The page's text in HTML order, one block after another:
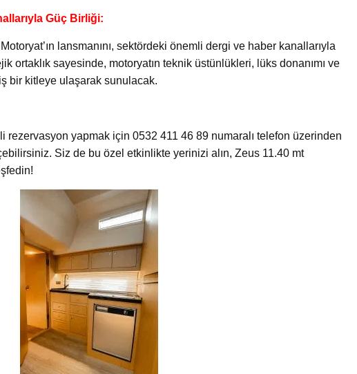
Güç Birliği:
lansmanını, sektördeki önemli dergi ve haber kanallarıyla
ortaklık sayesinde, motoryatın teknik üstünlükleri, lüks donanımı ve
bir kitleye ulaşarak sunulacak.
rezervasyon yapmak için 0532 411 46 89 numaralı telefon üzerinden
Siz de bu özel etkinlikte yerinizi alın, Zeus 11.40 mt